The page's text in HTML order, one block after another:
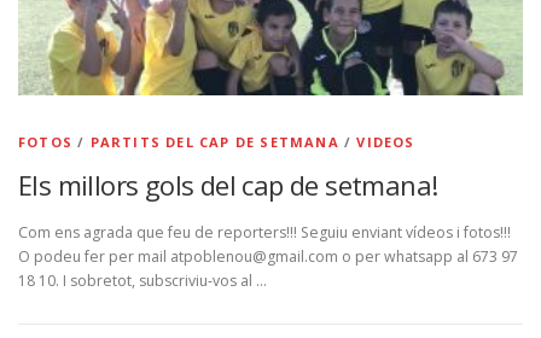
FOTOS / PARTITS DEL CAP DE SETMANA /VIDEOS
Els millors gols del cap de setmana!
Com ens agrada que feu de reporters!!! Seguiu enviant vídeos i fotos!!!
O podeu fer per mail atpoblenou@gmail.com o per whatsapp al 673 97
18 10. I sobretot, subscriviu-vos al …